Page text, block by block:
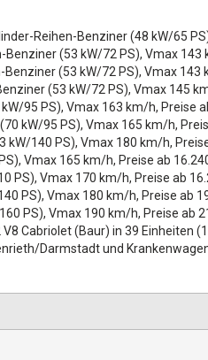
Reihen-Benziner (48 kW/65
(53 kW/72 PS), Vmax
(53 kW/72 PS), Vmax 143
(53 kW/72 PS), Vmax 145
95 PS), Vmax 163 km/h, Preise
kW/95 PS), Vmax 165 km/h,
140 PS), Vmax 180 km/h,
Vmax 165 km/h, Preise ab
PS), Vmax 170 km/h, Preise ab
PS), Vmax 180 km/h, Preise ab
PS), Vmax 190 km/h, Preise ab
Cabriolet (Baur) in 39 Einheiten
Darmstadt und